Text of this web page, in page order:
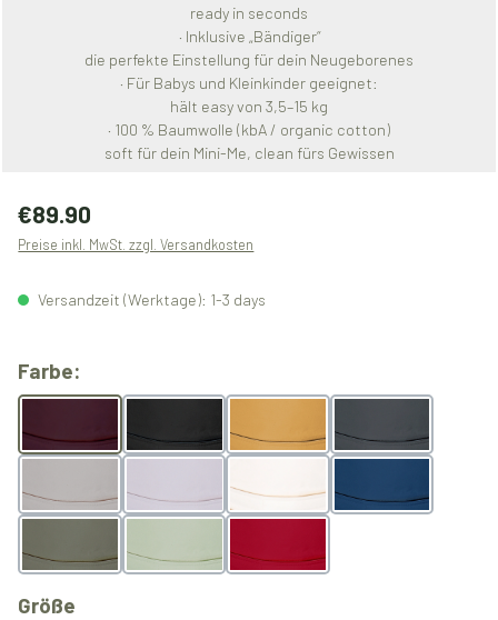
ready in seconds
· Inklusive „Bändiger“
die perfekte Einstellung für dein Neugeborenes
· Für Babys und Kleinkinder geeignet:
hält easy von 3,5–15 kg
· 100 % Baumwolle (kbA / organic cotton)
soft für dein Mini-Me, clean fürs Gewissen
Regulärer Preis:
€89.90
Preise inkl. MwSt. zzgl. Versandkosten
Versandzeit (Werktage): 1-3 days
Farbe:
Berry Black Butterscotch Grey
Light Grey Natur Ocean
Olive Pistachio Rubyred
Größe